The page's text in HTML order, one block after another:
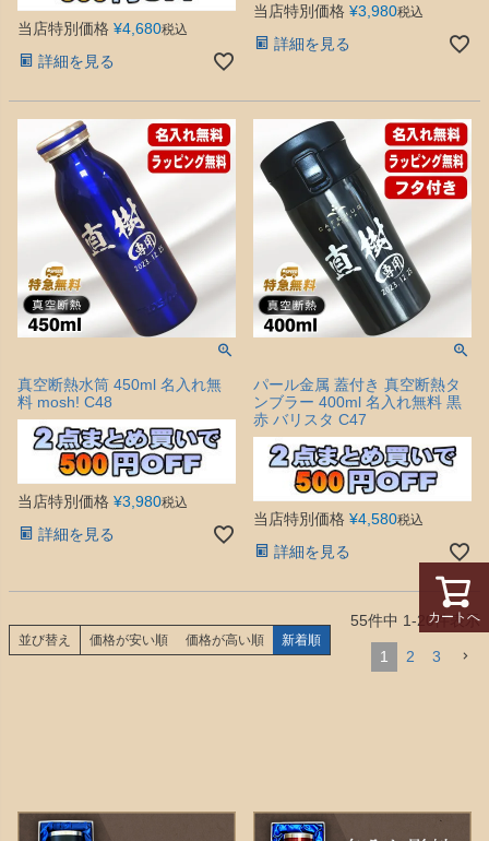
当店特別価格 ¥4,680税込
詳細を見る
当店特別価格 ¥3,980税込
詳細を見る
真空断熱水筒 450ml 名入れ無
料 mosh! C48
当店特別価格 ¥3,980税込
詳細を見る
パール金属 蓋付き 真空断熱タ
ンブラー 400ml 名入れ無料 黒
赤 バリスタ C47
当店特別価格 ¥4,580税込
詳細を見る
並び替え 価格が安い順 価格が高い順 新着順
55件中 1-20件表示
1 2 3
カートへ